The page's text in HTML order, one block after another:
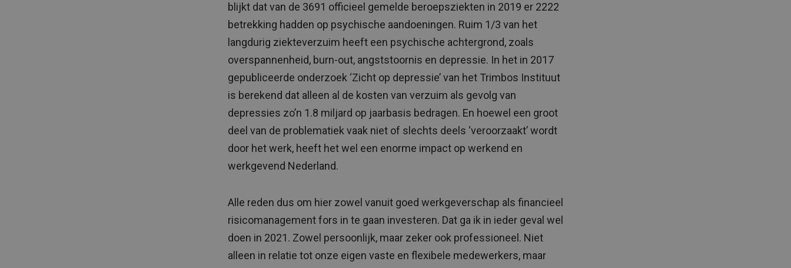
blijkt dat van de 3691 officieel gemelde beroepsziekten in 2019 er 2222
betrekking hadden op psychische aandoeningen. Ruim 1/3 van het
langdurig ziekteverzuim heeft een psychische achtergrond, zoals
overspannenheid, burn-out, angststoornis en depressie. In het in 2017
gepubliceerde onderzoek ‘Zicht op depressie’ van het Trimbos Instituut
is berekend dat alleen al de kosten van verzuim als gevolg van
depressies zo’n 1.8 miljard op jaarbasis bedragen. En hoewel een groot
deel van de problematiek vaak niet of slechts deels ‘veroorzaakt’ wordt
door het werk, heeft het wel een enorme impact op werkend en
werkgevend Nederland.
Alle reden dus om hier zowel vanuit goed werkgeverschap als financieel
risicomanagement fors in te gaan investeren. Dat ga ik in ieder geval wel
doen in 2021. Zowel persoonlijk, maar zeker ook professioneel. Niet
alleen in relatie tot onze eigen vaste en flexibele medewerkers, maar